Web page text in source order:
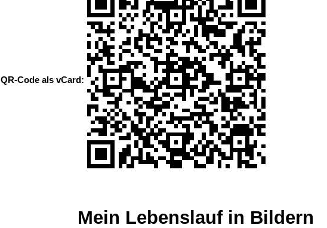
QR-Code als vCard:
Mein Lebenslauf in Bildern